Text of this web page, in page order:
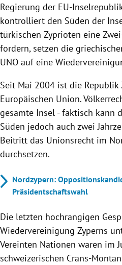
Regierung der EU-
kontrolliert den Süden der
türkischen Zyprioten eine
fordern, setzen die
UNO auf eine
Seit Mai 2004 ist die
Europäischen Union.
gesamte Insel - faktisch kann
Süden jedoch auch zwei
Beitritt das Unionsrecht im
durchsetzen.
Nordzypern:
Präsidentschaftswahl
Die letzten hochrangigen
Wiedervereinigung Zyperns
Vereinten Nationen waren im
schweizerischen Crans-